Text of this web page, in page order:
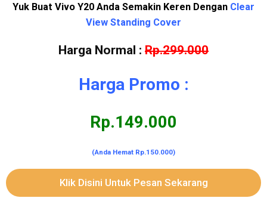
Yuk Buat Vivo Y20 Anda Semakin Keren Dengan Clear
View Standing Cover
Harga Normal : Rp.299.000
Harga Promo :
Rp.149.000
(Anda Hemat Rp.150.000)
Klik Disini Untuk Pesan Sekarang